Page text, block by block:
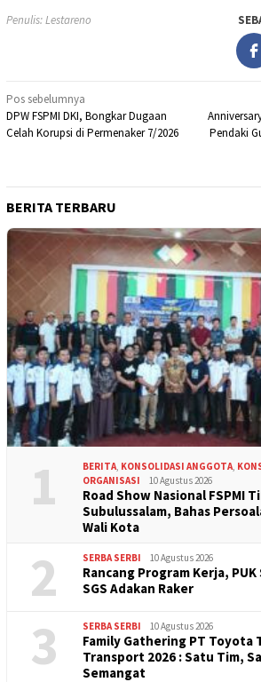
Penulis: Lestareno
Navigasi
pos
Pos sebelumnya
DPW FSPMI DKI, Bongkar Dugaan
Celah Korupsi di Permenaker 7/2026
Pendaki
BERITA TERBARU
1 BERITA KONSOLIDASI ANGGOTA
ORGANISASI
10 Agustus 2026
Road Show Nasional FSPMI
Subulussalam, Bahas
Wali Kota
2 SERBA SERBI 10 Agustus 2026
Rancang Program Kerja, PUK
SGS Adakan Raker
3 SERBA SERBI 10 Agustus 2026
Family Gathering PT Toyota
Transport 2026 : Satu Tim,
Semangat